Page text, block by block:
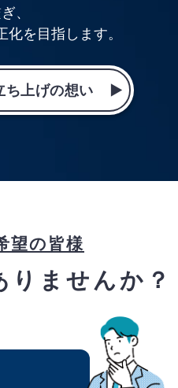
、
を目指します。
ち上げの想い
望の皆様
りませんか？